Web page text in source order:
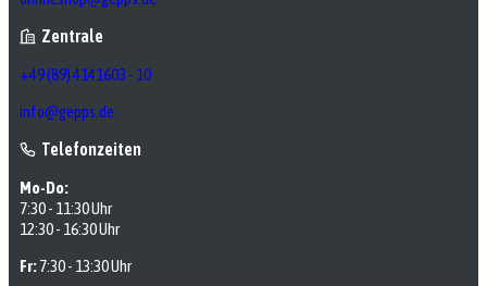
Zentrale
+49 (89) 4141603 - 10
info@gepps.de
Telefonzeiten
Mo-Do:
7:30 - 11:30 Uhr
12:30 - 16:30 Uhr
Fr:7:30 - 13:30 Uhr